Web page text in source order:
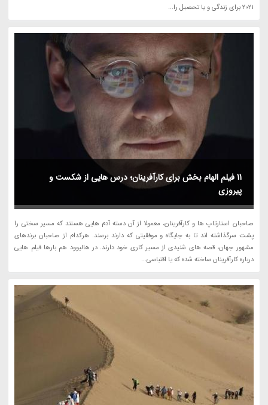
2021 برای زندگی و یا تحصیل را...
11 فیلم الهام بخش برای کارآفرینان؛ درس هایی از شکست و
پیروزی
صاحبان استارتاپ ها و کارآفرینان، معمولا از آن دسته آدم هایی هستند که مسیر سختی را
پشت سرگذاشته اند تا به جایگاه و موفقیتی که دارند برسند. هرکدام از صاحبان برندهای
مشهور جهان، قصه های شنیدی از مسیر کاری خود دارند. در هالیوود هم بارها فیلم هایی
درباره کارآفرینان ساخته شده که یا اقتباسی...